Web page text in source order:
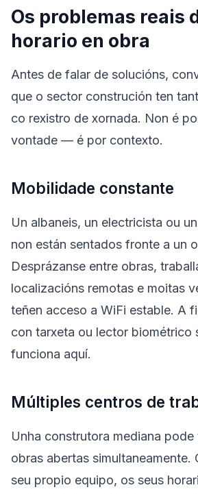
Os problemas reais
horario en obra
Antes de falar de solucións,
que o sector construción ten
co rexistro de xornada. Non é
vontade — é por contexto.
Mobilidade constante
Un albaneis, un electricista ou
non están sentados fronte a un
Desprázanse entre obras,
localizacións remotas e moitas
teñen acceso a WiFi estable. A
con tarxeta ou lector biométrico
funciona aquí.
Múltiples centros de
Unha construtora mediana pode
obras abertas simultaneamente.
seu propio equipo, os seus